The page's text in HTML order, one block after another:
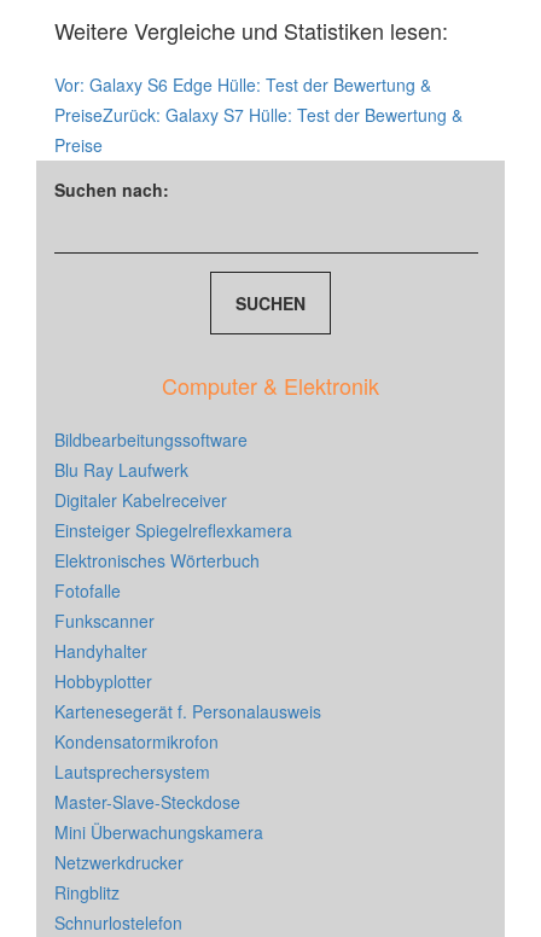
Weitere Vergleiche und Statistiken lesen:
Vor: Galaxy S6 Edge Hülle: Test der Bewertung &
PreiseZurück: Galaxy S7 Hülle: Test der Bewertung &
Preise
Suchen nach:
Computer & Elektronik
Bildbearbeitungssoftware
Blu Ray Laufwerk
Digitaler Kabelreceiver
Einsteiger Spiegelreflexkamera
Elektronisches Wörterbuch
Fotofalle
Funkscanner
Handyhalter
Hobbyplotter
Kartenesegerät f. Personalausweis
Kondensatormikrofon
Lautsprechersystem
Master-Slave-Steckdose
Mini Überwachungskamera
Netzwerkdrucker
Ringblitz
Schnurlostelefon